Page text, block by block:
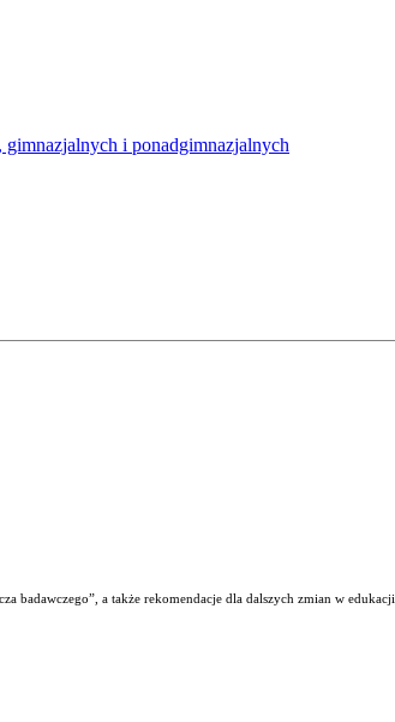
i ponadgimnazjalnych
badawczego”, a także rekomendacje dla dalszych zmian w edukacji.